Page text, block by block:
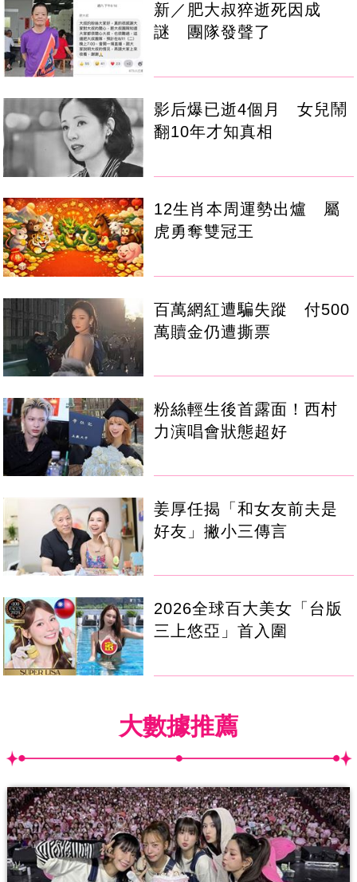
新／肥大叔猝逝死因成
謎 團隊發聲了
影后爆已逝4個月 女兒鬧
翻10年才知真相
12生肖本周運勢出爐 屬
虎勇奪雙冠王
百萬網紅遭騙失蹤 付500
萬贖金仍遭撕票
粉絲輕生後首露面！西村
力演唱會狀態超好
姜厚任揭「和女友前夫是
好友」撇小三傳言
2026全球百大美女「台版
三上悠亞」首入圍
大數據推薦